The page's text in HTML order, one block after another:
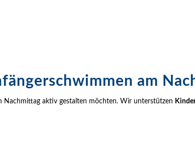
am
Nachmittag aktiv gestalten möchten. Wir unterstützen